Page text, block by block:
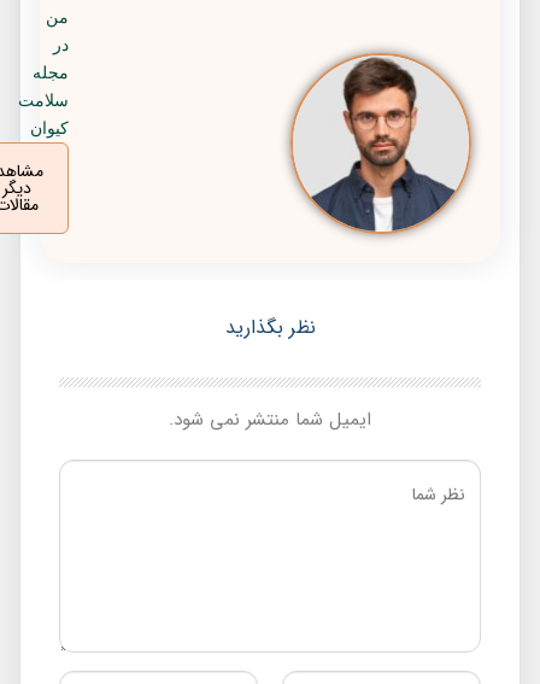
سلامت
کیوان
مشاهده
مقالات
نظر بگذارید
ایمیل شما منتشر نمی شود.